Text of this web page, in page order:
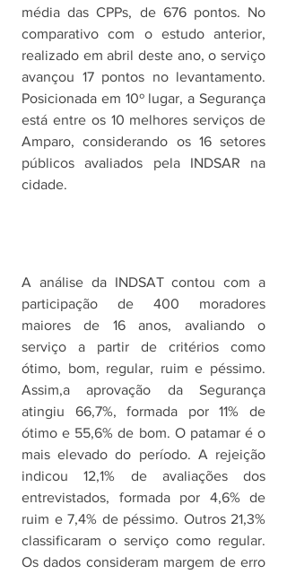
média das CPPs, de 676 pontos. No
comparativo com o estudo anterior,
realizado em abril deste ano, o serviço
avançou 17 pontos no levantamento.
Posicionada em 10º lugar, a Segurança
está entre os 10 melhores serviços de
Amparo, considerando os 16 setores
públicos avaliados pela INDSAR na
cidade.
A análise da INDSAT contou com a
participação de 400 moradores
maiores de 16 anos, avaliando o
serviço a partir de critérios como
ótimo, bom, regular, ruim e péssimo.
Assim,a aprovação da Segurança
atingiu 66,7%, formada por 11% de
ótimo e 55,6% de bom. O patamar é o
mais elevado do período. A rejeição
indicou 12,1% de avaliações dos
entrevistados, formada por 4,6% de
ruim e 7,4% de péssimo. Outros 21,3%
classificaram o serviço como regular.
Os dados consideram margem de erro